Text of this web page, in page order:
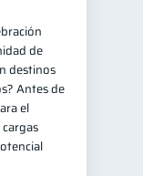
de
destinos
Antes de
el